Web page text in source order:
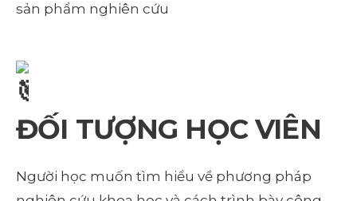
sản phẩm nghiên cứu
ĐỐI TƯỢNG HỌC VIÊN
Người học muốn tìm hiểu về phương pháp